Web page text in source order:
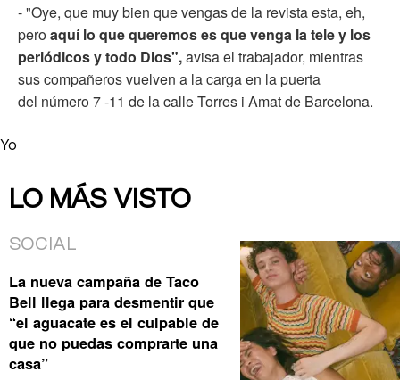
- "Oye, que muy bien que vengas de la revista esta, eh,
peroaquí lo que queremos es que venga la tele y los
periódicos y todo Dios",avisa el trabajador, mientras
sus compañeros vuelven a la carga en la puerta
del número 7 -11 de la calle Torres i Amat de Barcelona.
Yo
LO MÁS VISTO
SOCIAL
La nueva campaña de Taco
Bell llega para desmentir que
“el aguacate es el culpable de
que no puedas comprarte una
casa”